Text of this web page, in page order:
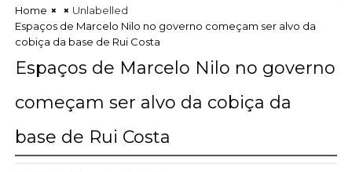
Home
Unlabelled
Espaços de Marcelo Nilo no governo começam ser alvo da
cobiça da base de Rui Costa
Espaços de Marcelo Nilo no governo
começam ser alvo da cobiça da
base de Rui Costa